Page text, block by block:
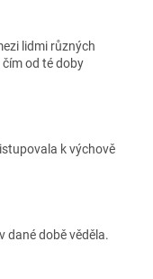
lidmi různých
od té doby
k výchově
dané době věděla.